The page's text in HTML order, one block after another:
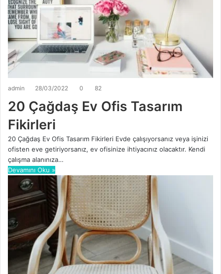
admin 28/03/2022 0 82
20 Çağdaş Ev Ofis Tasarım
Fikirleri
20 Çağdaş Ev Ofis Tasarım Fikirleri Evde çalışıyorsanız veya işinizi
ofisten eve getiriyorsanız, ev ofisinize ihtiyacınız olacaktır. Kendi
çalışma alanınıza…
Devamını Oku »